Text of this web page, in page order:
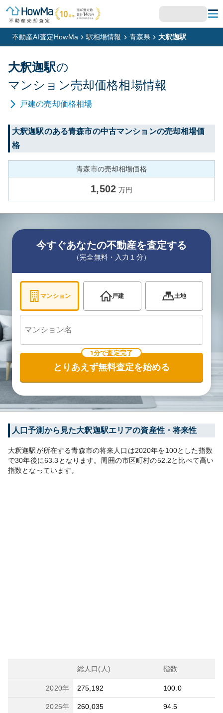
不動産AI査定HowMa 駅相場情報 青森県 大釈迦駅
大釈迦駅の
マンション売却価格相場情報
戸建の売却価格相場
大釈迦駅のある青森市の中古マンションの売却相場価
格
青森市の売却相場価格
1,502 万円
今すぐあなたの不動産を査定する
（完全無料・入力１分）
マンション 戸建 土地
1分で査定完了
とりあえず無料査定を始める
人口予測から見た大釈迦駅エリアの資産性・将来性
大釈迦駅が所在する青森市の将来人口は2020年を100とした指数
で30年後に63.3 となります。 周囲の市区町村の52.2と比べて高い
指数となっています。
総人口(人) 指数
2020年 275,192 100.0
2025年 260,035 94.5